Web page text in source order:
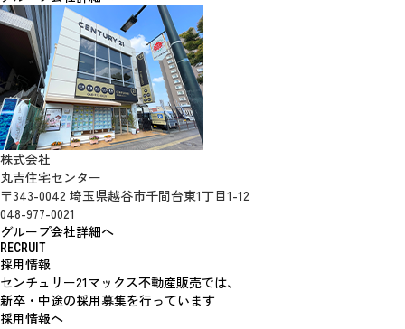
株式会社
丸吉住宅センター
〒343-0042 埼玉県越谷市千間台東1丁目1-12
048-977-0021
グループ会社詳細へ
RECRUIT
採用情報
センチュリー21マックス不動産販売では、
新卒・中途の採用募集を行っています
採用情報へ